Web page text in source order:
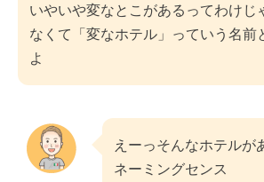
いやいや変なとこがあるってわけじ
なくて「変なホテル」っていう名前
よ
えーっそんなホテルが
ネーミングセンス